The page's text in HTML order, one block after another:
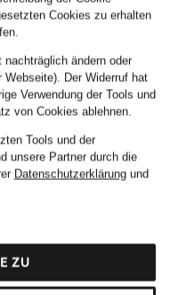
Sweatshirt ALIZAA
Cookies zu erhalten
ändern oder
Der Widerruf hat
Verwendung der Tools und
von Cookies ablehnen.
Tools und der
unsere Partner durch die
Datenschutzerklärungund
ZU